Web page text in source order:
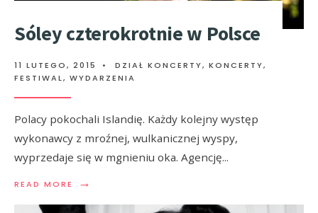
Sóley czterokrotnie w Polsce
11 LUTEGO, 2015 • DZIAŁ KONCERTY, KONCERTY,
FESTIWAL, WYDARZENIA
Polacy pokochali Islandię. Każdy kolejny występ
wykonawcy z mroźnej, wulkanicznej wyspy,
wyprzedaje się w mgnieniu oka. Agencję...
READ MORE →